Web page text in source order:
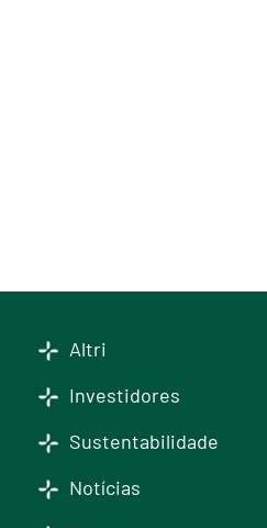
Altri
Investidores
Sustentabilidade
Notícias